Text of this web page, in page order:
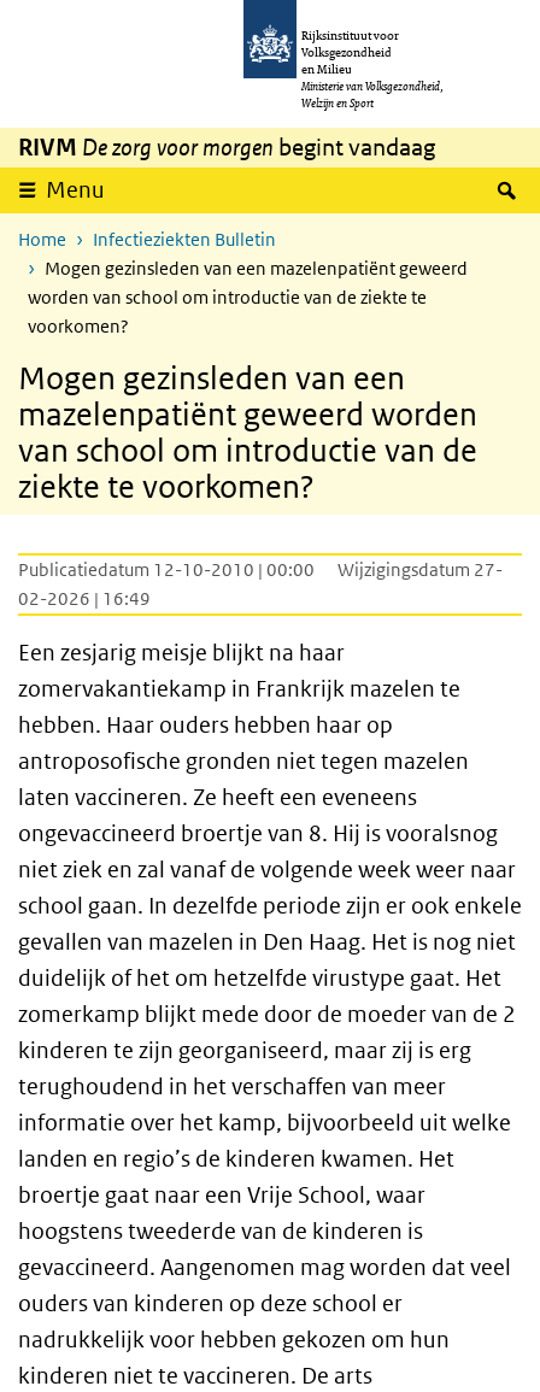
Overslaan en naar de inhoud gaan
Rijksinstituut voor
Volksgezondheid
en Milieu
Ministerie van Volksgezondheid,
Welzijn en Sport
RIVM De zorg voor morgen begint vandaag
Menu
Home
Infectieziekten Bulletin
Mogen gezinsleden van een mazelenpatiënt geweerd
worden van school om introductie van de ziekte te
voorkomen?
Mogen gezinsleden van een
mazelenpatiënt geweerd worden
van school om introductie van de
ziekte te voorkomen?
Publicatiedatum 12-10-2010 | 00:00
Wijzigingsdatum 27-
02-2026 | 16:49
Een zesjarig meisje blijkt na haar
zomervakantiekamp in Frankrijk mazelen te
hebben. Haar ouders hebben haar op
antroposofische gronden niet tegen mazelen
laten vaccineren. Ze heeft een eveneens
ongevaccineerd broertje van 8. Hij is vooralsnog
niet ziek en zal vanaf de volgende week weer naar
school gaan. In dezelfde periode zijn er ook enkele
gevallen van mazelen in Den Haag. Het is nog niet
duidelijk of het om hetzelfde virustype gaat. Het
zomerkamp blijkt mede door de moeder van de 2
kinderen te zijn georganiseerd, maar zij is erg
terughoudend in het verschaffen van meer
informatie over het kamp, bijvoorbeeld uit welke
landen en regio’s de kinderen kwamen. Het
broertje gaat naar een Vrije School, waar
hoogstens tweederde van de kinderen is
gevaccineerd. Aangenomen mag worden dat veel
ouders van kinderen op deze school er
nadrukkelijk voor hebben gekozen om hun
kinderen niet te vaccineren. De arts